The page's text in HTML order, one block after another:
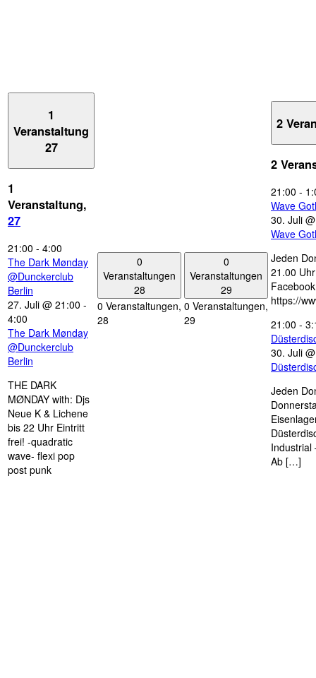
1
Veranstaltung
27
1
Veranstaltung,
27
21:00 - 4:00
The Dark Mønday
@Dunckerclub
Berlin
27. Juli @ 21:00 -
4:00
The Dark Mønday
@Dunckerclub
Berlin
THE DARK
MØNDAY with: Djs
Neue K & Lichene
bis 22 Uhr Eintritt
frei! -quadratic
wave- flexi pop
post punk
0
Veranstaltungen
28
0 Veranstaltungen,
28
0
Veranstaltungen
29
0 Veranstaltungen,
29
2
2
21:00 -
Wave
30. Juli
Wave
Jeden
21.00
https://
21:00 -
30. Juli
Jeden
Industrial
Ab […]